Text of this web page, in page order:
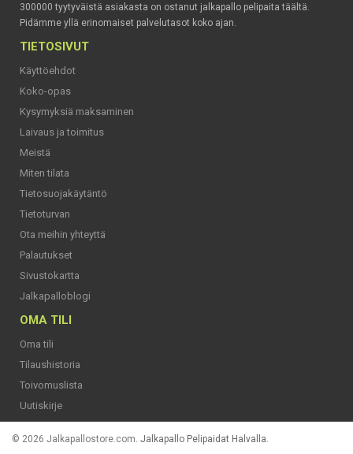
300000 tyytyväistä asiakasta on ostanut jalkapallo pelipaita täältä.
Pidämme yllä erinomaiset palvelutasot koko ajan.
TIETOSIVUT
Käyttöehdot
Koko-opas
Kysymyksiä maksaminen
Laivaus ja toimitus
Meistä
Miten tilata
Tietosuojakäytäntö
Tietoturvan
Ota meihin yhteyttä
Palautukset
Sivustokartta
Jalkapalloblogi
OMA TILI
Oma tili
Tilaushistoria
Toivomuslista
Uutiskirje
© 2026 Jalkapallostore.com. Jalkapallo Pelipaidat Halvalla